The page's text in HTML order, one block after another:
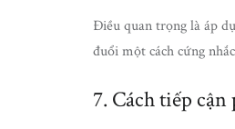
Điều quan trọng là áp
đuổi một cách cứng
7. Cách tiếp